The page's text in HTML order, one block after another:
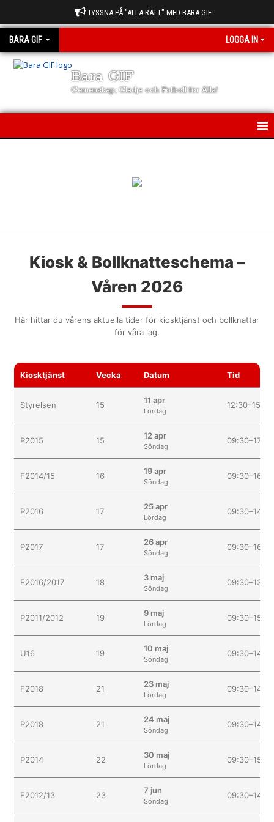
LYSSNA PÅ "ALLA RÄTT" MED BARA GIF
BARA GIF LOGGA IN
Bara GIF
Gemenskap, Glädje och Fotboll för Alla!
KALENDER
DOKUMENT
ÅRSKRÖNIKA
KIOSK
Kiosk & Bollknatteschema –
Våren 2026
Här hittar du vårens aktuella tider för kiosktjänst och bollknattar
för våra lag.
Kiosktjänst Vecka Datum Tid
Styrelsen 15 11 apr
Lördag
12:30–15:00
P2015 15 12 apr
Söndag
09:30–17:00
F2014/15 16 19 apr
Söndag
09:30–16:30
P2016 17 25 apr
Lördag
09:30–14:30
P2017 17 26 apr
Söndag
09:30–16:30
F2016/2017 18 3 maj
Söndag
09:30–13:00
P2011/2012 19 9 maj
Lördag
09:30–15:00
U16 19 10 maj
Söndag
09:30–14:00
F2018 21 23 maj
Lördag
09:30–14:00
P2018 21 24 maj
Söndag
09:30–14:00
P2014 22 30 maj
Lördag
09:30–15:00
F2012/13 23 7 jun
Söndag
09:30–14:00